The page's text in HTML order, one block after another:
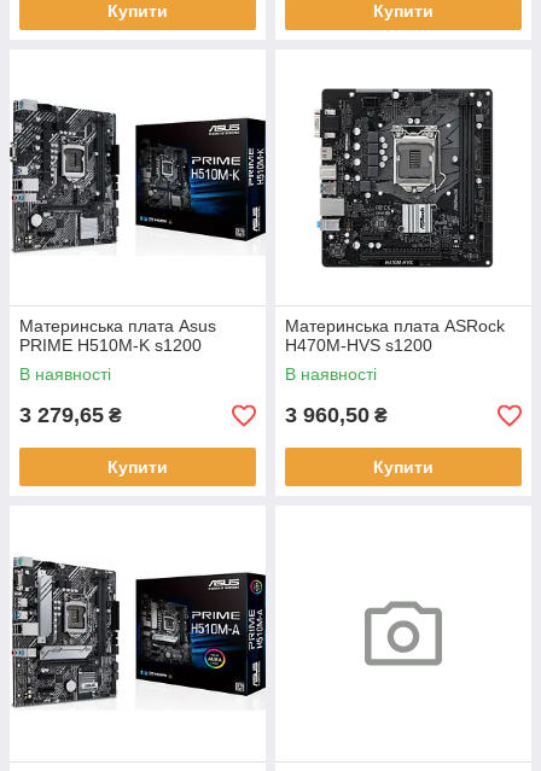
Купити Купити
Материнська плата Asus
PRIME H510M-K s1200
В наявності
3 279,65 ₴
Купити
Материнська плата ASRock
H470M-HVS s1200
В наявності
3 960,50 ₴
Купити